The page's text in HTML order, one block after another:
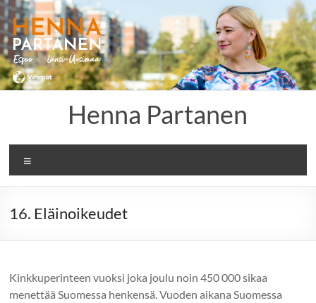
Skip
to
content
Henna Partanen
16. Eläinoikeudet
Kinkkuperinteen vuoksi joka joulu noin 450 000 sikaa
menettää Suomessa henkensä. Vuoden aikana Suomessa